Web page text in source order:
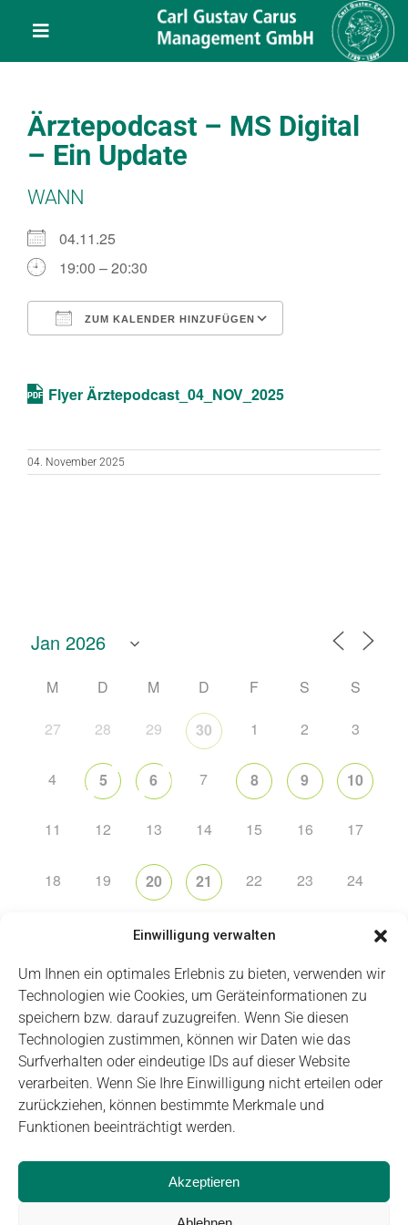
Einwilligung verwalten
Um Ihnen ein optimales Erlebnis zu bieten, verwenden wir
Technologien wie Cookies, um Geräteinformationen zu
speichern bzw. darauf zuzugreifen. Wenn Sie diesen
Technologien zustimmen, können wir Daten wie das
Surfverhalten oder eindeutige IDs auf dieser Website
verarbeiten. Wenn Sie Ihre Einwilligung nicht erteilen oder
zurückziehen, können bestimmte Merkmale und
Funktionen beeinträchtigt werden.
Akzeptieren
Toggle
Navigation
Über uns
Veranstaltungen
Projekte
Service
Kontakt
Ärztepodcast – MS Digital
– Ein Update
WANN
04.11.25
19:00 – 20:30
ZUM KALENDER HINZUFÜGEN
Flyer Ärztepodcast_04_NOV_2025
04. November 2025
M D M D F S
S
27
28 29 30 1 2 3
4 5 6 7 8 9 10
11 12 13 14 15 16 17
18 19 20 21 22 23 24
27 28 29
Impressum Datenschutz Login